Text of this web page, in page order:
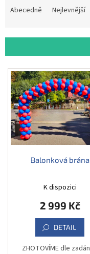
í
p
Abecedně Nejlevnější
V
Balonková brána
K dispozici
2 999 Kč
DETAIL
ZHOTOVÍME dle